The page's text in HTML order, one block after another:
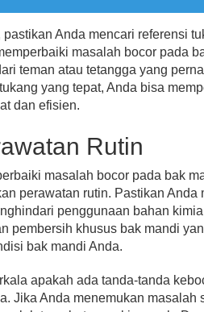
Anda mencari referensi
masalah bocor pada
teman atau tetangga yang
yang tepat, Anda bisa
dan efisien.
Rutin
masalah bocor pada bak
perawatan rutin. Pastikan Anda
penggunaan bahan
pembersih khusus bak mandi
bak mandi Anda.
apakah ada tanda-tanda
Jika Anda menemukan masalah